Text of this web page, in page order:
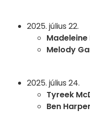
2025. július 22.
Melody
2025. július 24.
Tyreek
Ben